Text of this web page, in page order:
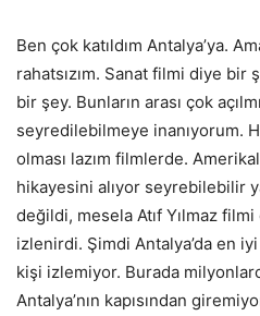
Ben çok katıldım Antalya’ya.
rahatsızım. Sanat filmi diye
bir şey. Bunların arası çok
seyredilebilmeye inanıyorum.
olması lazım filmlerde.
hikayesini alıyor seyrebilebilir
değildi, mesela Atıf Yılmaz
izlenirdi. Şimdi Antalya’da en
kişi izlemiyor. Burada
Antalya’nın kapısından